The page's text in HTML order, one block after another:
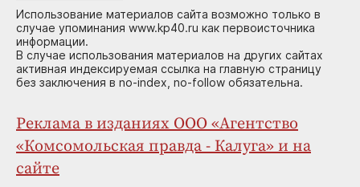
Использование материалов сайта возможно только в
случае упоминания www.kp40.ru как первоисточника
информации.
В случае использования материалов на других сайтах
активная индексируемая ссылка на главную страницу
без заключения в no-index, no-follow обязательна.
Реклама в изданиях ООО «Агентство
«Комсомольская правда - Калуга» и на
сайте